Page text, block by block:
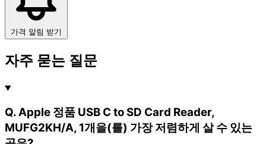
가격 알림 받기
자주 묻는 질문
Q. Apple 정품 USB C to SD Card Reader,
MUFG2KH/A, 1개을(를) 가장 저렴하게 살 수 있는